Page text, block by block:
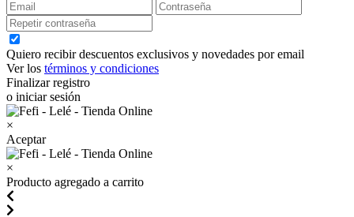
Quiero recibir descuentos exclusivos y novedades por email
Ver los términos y condiciones
Finalizar registro
o iniciar sesión
×
Aceptar
×
Producto agregado a carrito